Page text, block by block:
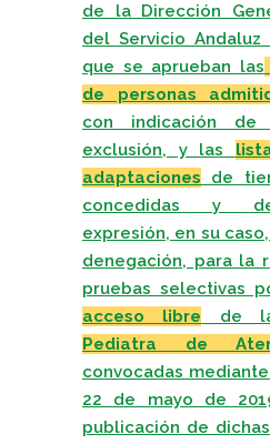
de la Dirección
del Servicio
que se aprueban las
de personas
con indicación
exclusión, y las
adaptaciones de
concedidas y
expresión, en su
denegación, para la
pruebas selectivas
acceso libre de
Pediatra de
convocadas
22 de mayo de
publicación de